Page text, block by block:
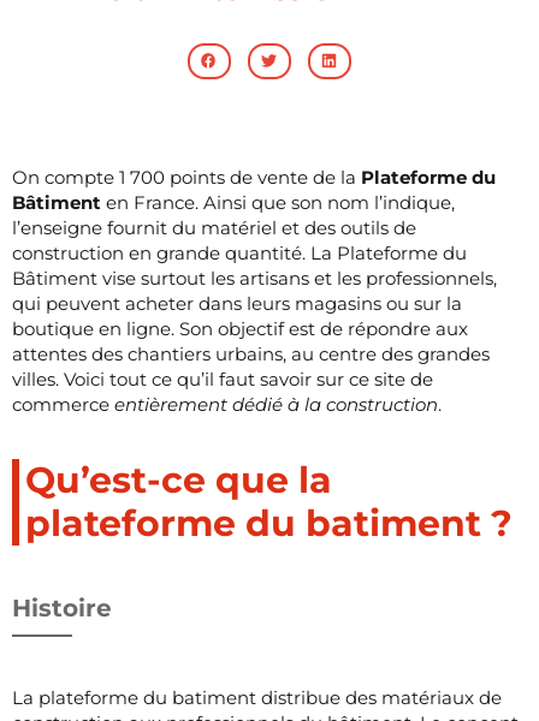
On compte 1 700 points de vente de la Plateforme du
Bâtiment en France. Ainsi que son nom l’indique,
l’enseigne fournit du matériel et des outils de
construction en grande quantité. La Plateforme du
Bâtiment vise surtout les artisans et les professionnels,
qui peuvent acheter dans leurs magasins ou sur la
boutique en ligne. Son objectif est de répondre aux
attentes des chantiers urbains, au centre des grandes
villes. Voici tout ce qu’il faut savoir sur ce site de
commerce entièrement dédié à la construction.
Qu’est-ce que la
plateforme du batiment ?
Histoire
La plateforme du batiment distribue des matériaux de